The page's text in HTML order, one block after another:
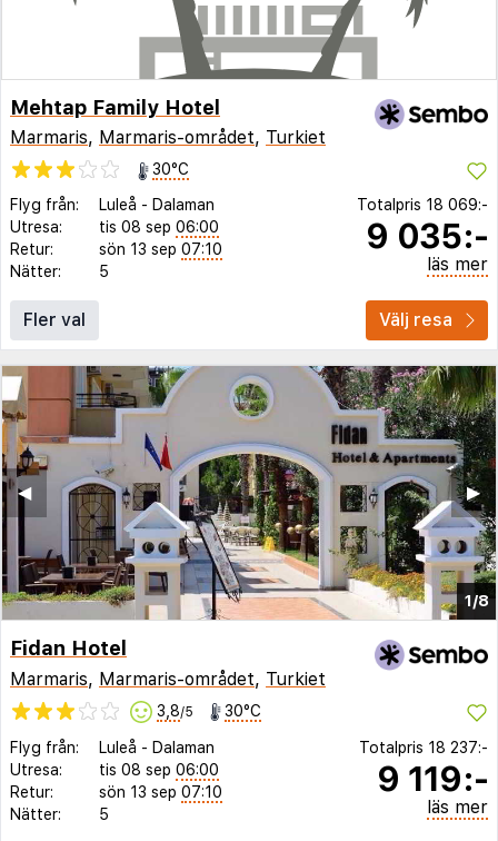
Mehtap Family Hotel
Marmaris, Marmaris-området, Turkiet
30°C
Flyg från:
Luleå - Dalaman
Utresa:
tis 08 sep 06:00
Retur:
sön 13 sep 07:10
Nätter:
5
Totalpris 18 069:-
9 035:-
läs mer
Fler val Välj resa
1/8
▶︎
◀︎
Fidan Hotel
Marmaris, Marmaris-området, Turkiet
3,8/5 30°C
Flyg från: Luleå - Dalaman
Utresa:
tis 08 sep 06:00
Retur:
sön 13 sep 07:10
Nätter:
5
Totalpris 18 237:-
9 119:-
läs mer